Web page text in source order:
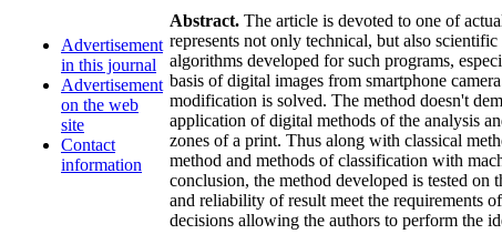
Advertisement
in this journal
Advertisement
on the web
site
Contact
information
Abstract. The article is devoted to one of
represents not only technical, but also
algorithms developed for such programs,
basis of digital images from smartphone
modification is solved. The method doesn't
application of digital methods of the analysis
zones of a print. Thus along with classical
method and methods of classification with
conclusion, the method developed is tested on
and reliability of result meet the requirements
decisions allowing the authors to perform the